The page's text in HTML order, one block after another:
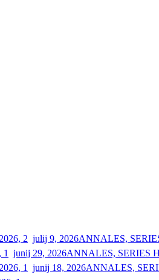
julij 9, 2026ANNALES,
junij 29, 2026ANNALES, SERIES
junij 18, 2026ANNALES,